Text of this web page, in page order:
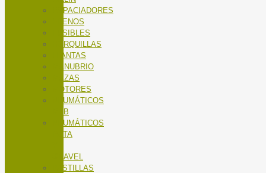
ESPACIADORES
FRENOS
FUSIBLES
HORQUILLAS
LLANTAS
MANUBRIO
MAZAS
MOTORES
NEUMÁTICOS
MTB
NEUMÁTICOS
RUTA
GRAVEL
PASTILLAS